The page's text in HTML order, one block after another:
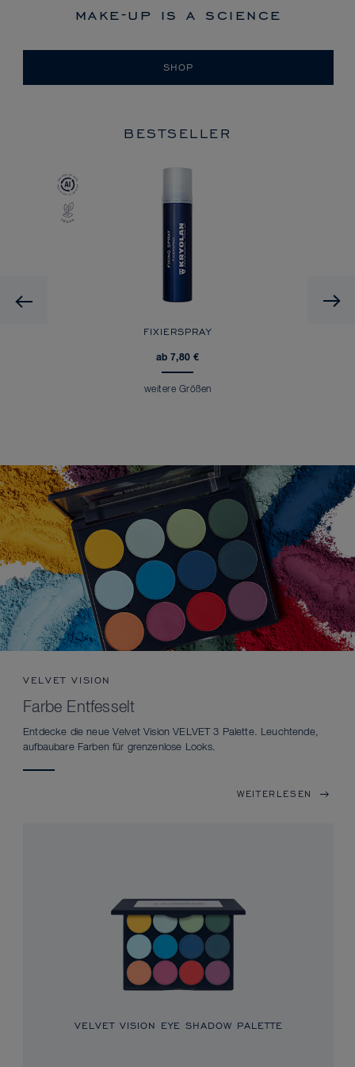
make-up is a science
SHOP
BESTSELLER
Previous
FIXIERSPRAY
ab 7,80 €
weitere Größen
VELVET VISION
Farbe Entfesselt
Entdecke die neue Velvet Vision VELVET 3 Palette. Leuchtende,
aufbaubare Farben für grenzenlose Looks.
WEITERLESEN
VELVET VISION EYE SHADOW PALETTE